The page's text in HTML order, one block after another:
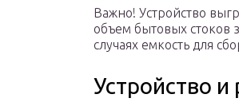
Важно! Устройство
объем бытовых стоков
случаях емкость для
Устройство